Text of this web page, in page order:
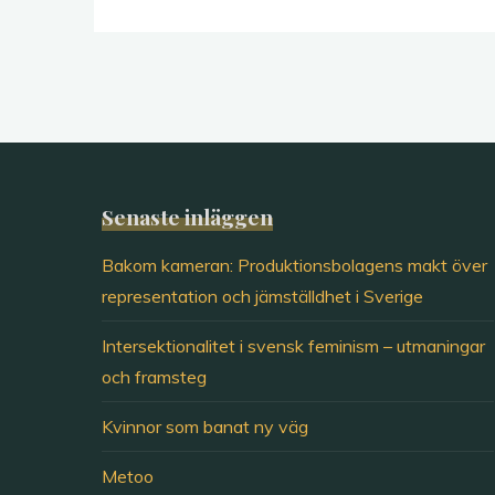
Senaste inläggen
Bakom kameran: Produktionsbolagens makt över
representation och jämställdhet i Sverige
Intersektionalitet i svensk feminism – utmaningar
och framsteg
Kvinnor som banat ny väg
Metoo